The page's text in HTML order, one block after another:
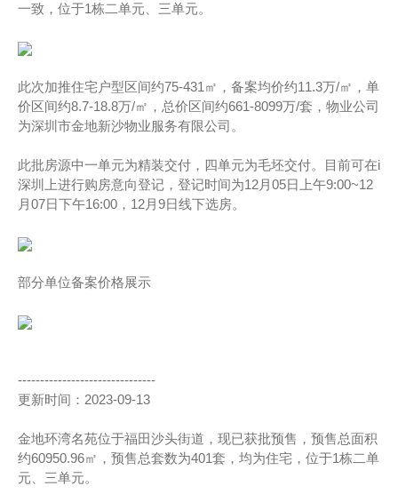
一致，位于1栋二单元、三单元。
此次加推住宅户型区间约75-431㎡，备案均价约11.3万/㎡，单
价区间约8.7-18.8万/㎡，总价区间约661-8099万/套，物业公司
为深圳市金地新沙物业服务有限公司。
此批房源中一单元为精装交付，四单元为毛坯交付。目前可在i
深圳上进行购房意向登记，登记时间为12月05日上午9:00~12
月07日下午16:00，12月9日线下选房。
部分单位备案价格展示
-------------------------------
更新时间：2023-09-13
金地环湾名苑位于福田沙头街道，现已获批预售，预售总面积
约60950.96㎡，预售总套数为401套，均为住宅，位于1栋二单
元、三单元。